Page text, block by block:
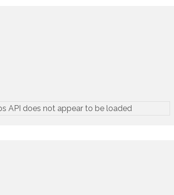
API does not appear to be loaded